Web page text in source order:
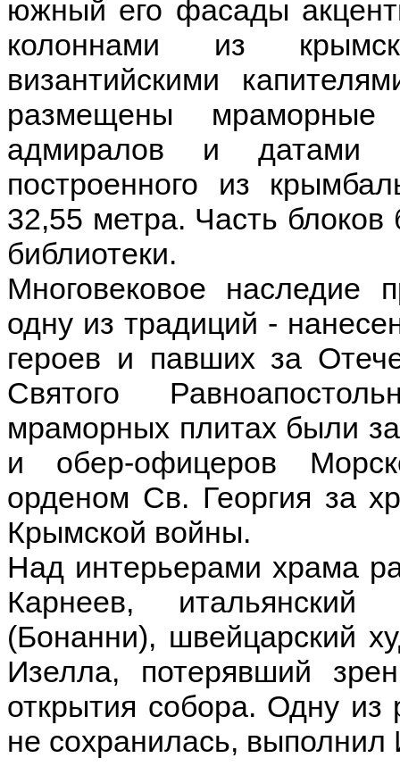
южный его фасады
колоннами из
византийскими
размещены
адмиралов и датами
построенного из
32,55 метра. Часть
библиотеки.
Многовековое наследие
одну из традиций -
героев и павших за
Святого
мраморных плитах были
и обер-офицеров
орденом Св. Георгия за
Крымской войны.
Над интерьерами храма
Карнеев, итальянский
(Бонанни), швейцарский
Изелла, потерявший
открытия собора. Одну из
не сохранилась, выполнил